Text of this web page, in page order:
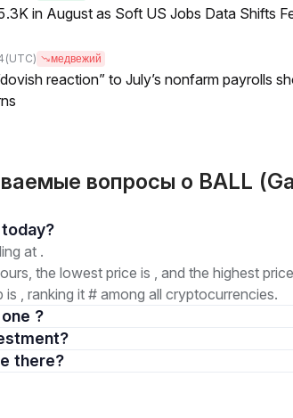
in August as Soft US Jobs Data Shifts
(UTC) медвежий
reaction” to July’s nonfarm payrolls
вопросы о BALL
1. How much is today?
at .
the lowest price is , and the highest
is , ranking it # among all cryptocurrencies.
one ?
many are there?